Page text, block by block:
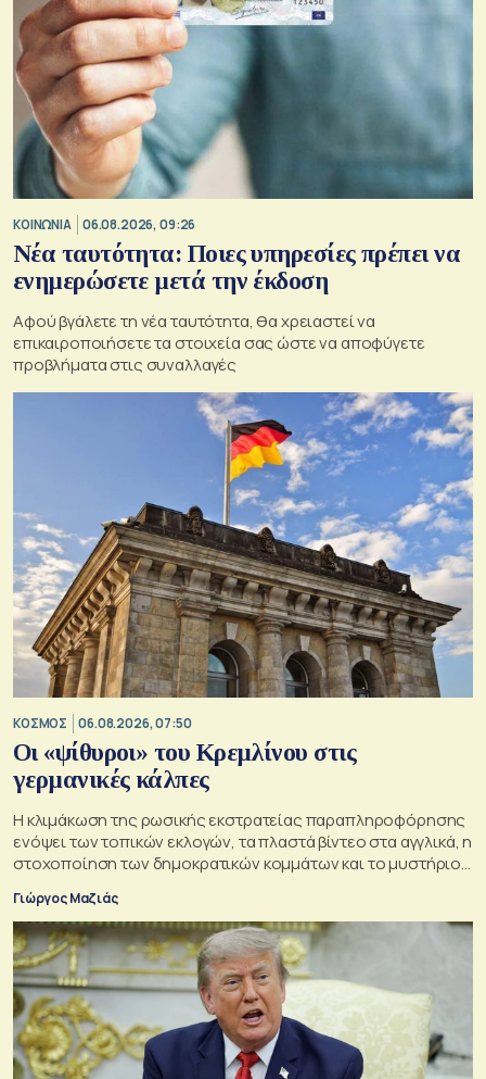
ΚΟΙΝΩΝΙΑ 06.08.2026, 09:26
Νέα ταυτότητα: Ποιες υπηρεσίες πρέπει να
ενημερώσετε μετά την έκδοση
Αφού βγάλετε τη νέα ταυτότητα, θα χρειαστεί να
επικαιροποιήσετε τα στοιχεία σας ώστε να αποφύγετε
προβλήματα στις συναλλαγές
ΚΟΣΜΟΣ 06.08.2026, 07:50
Οι «ψίθυροι» του Κρεμλίνου στις
γερμανικές κάλπες
Η κλιμάκωση της ρωσικής εκστρατείας παραπληροφόρησης
ενόψει των τοπικών εκλογών, τα πλαστά βίντεο στα αγγλικά, η
στοχοποίηση των δημοκρατικών κομμάτων και το μυστήριο
Γιώργος Μαζιάς